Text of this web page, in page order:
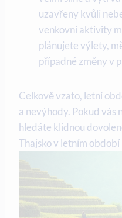
uzavřeny kvůli
venkovní aktivity
plánujete výlety,
případné změny v
Celkově vzato, letní
a nevýhody. Pokud vás
hledáte klidnou
Thajsko v letním